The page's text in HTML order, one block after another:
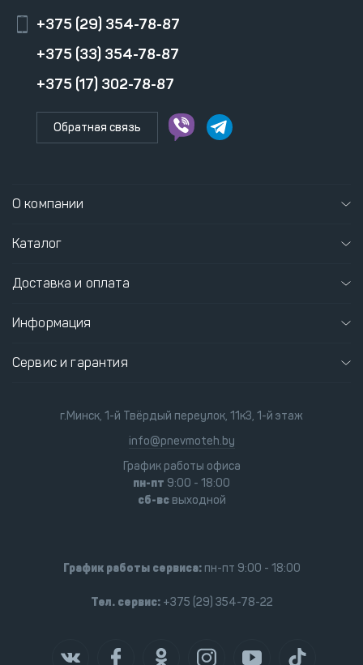
+375 (29) 354-78-87
+375 (33) 354-78-87
+375 (17) 302-78-87
Обратная связь
О компании
Каталог
Доставка и оплата
Информация
Сервис и гарантия
г.Минск, 1-й Твёрдый переулок, 11к3, 1-й этаж
info@pnevmoteh.by
График работы офиса
пн-пт 9:00 - 18:00
сб-всвыходной
График работы сервиса:пн-пт 9:00 - 18:00
Тел. сервис:+375 (29) 354-78-22